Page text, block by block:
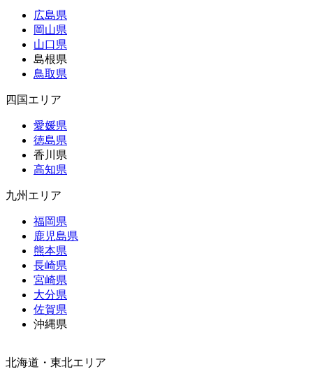
広島県
岡山県
山口県
島根県
鳥取県
四国エリア
愛媛県
徳島県
香川県
高知県
九州エリア
福岡県
鹿児島県
熊本県
長崎県
宮崎県
大分県
佐賀県
沖縄県
北海道・東北エリア